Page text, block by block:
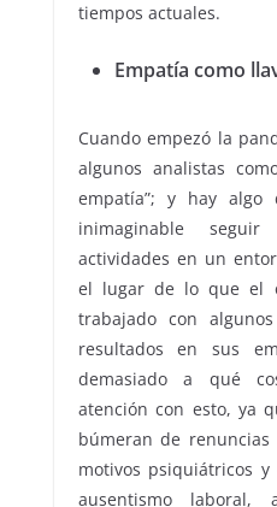
tiempos actuales.
Empatía como
Cuando empezó la
algunos analistas
empatía”; y hay
inimaginable
actividades en un
el lugar de lo que el
trabajado con
resultados en sus
demasiado a qué
atención con esto, ya
búmeran de
motivos psiquiátricos
ausentismo